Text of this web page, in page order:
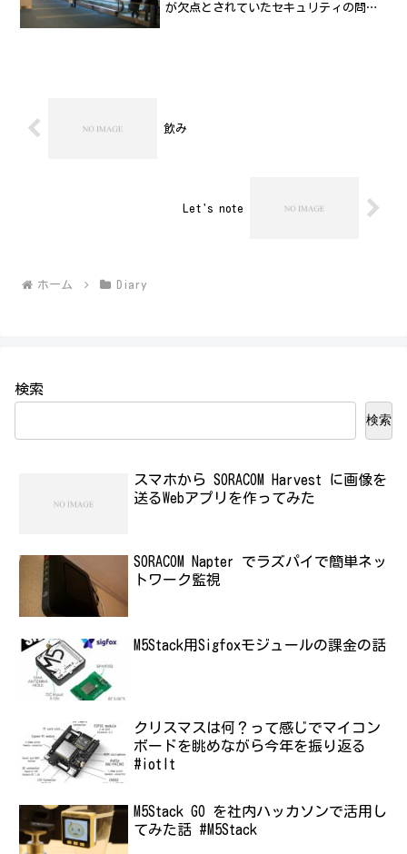
が欠点とされていたセキュリティの問題
飲み
Let's note
ホーム Diary
検索
検索
スマホから SORACOM Harvest に画像を
送るWebアプリを作ってみた
SORACOM Napter でラズパイで簡単ネッ
トワーク監視
M5Stack用Sigfoxモジュールの課金の話
クリスマスは何？って感じでマイコン
ボードを眺めながら今年を振り返る
#iotlt
M5Stack GO を社内ハッカソンで活用し
てみた話 #M5Stack